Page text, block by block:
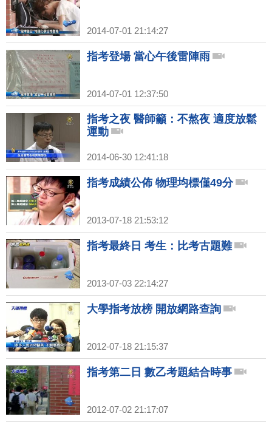
2014-07-01 21:14:27
指考登場 當心午後雷陣雨
2014-07-01 12:37:50
指考之夜 醫師籲：不熬夜 適度放鬆
運動
2014-06-30 12:41:18
指考成績公佈 物理均標僅49分
2013-07-18 21:53:12
指考最終日 考生：比考古題難
2013-07-03 22:14:27
大學指考放榜 開放網路查詢
2012-07-18 21:15:37
指考第二日 數乙考題結合時事
2012-07-02 21:17:07